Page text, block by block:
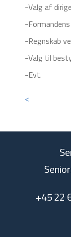
-Valg af
-
-Regnskab
-Valg til
-Evt.
<
+45 22